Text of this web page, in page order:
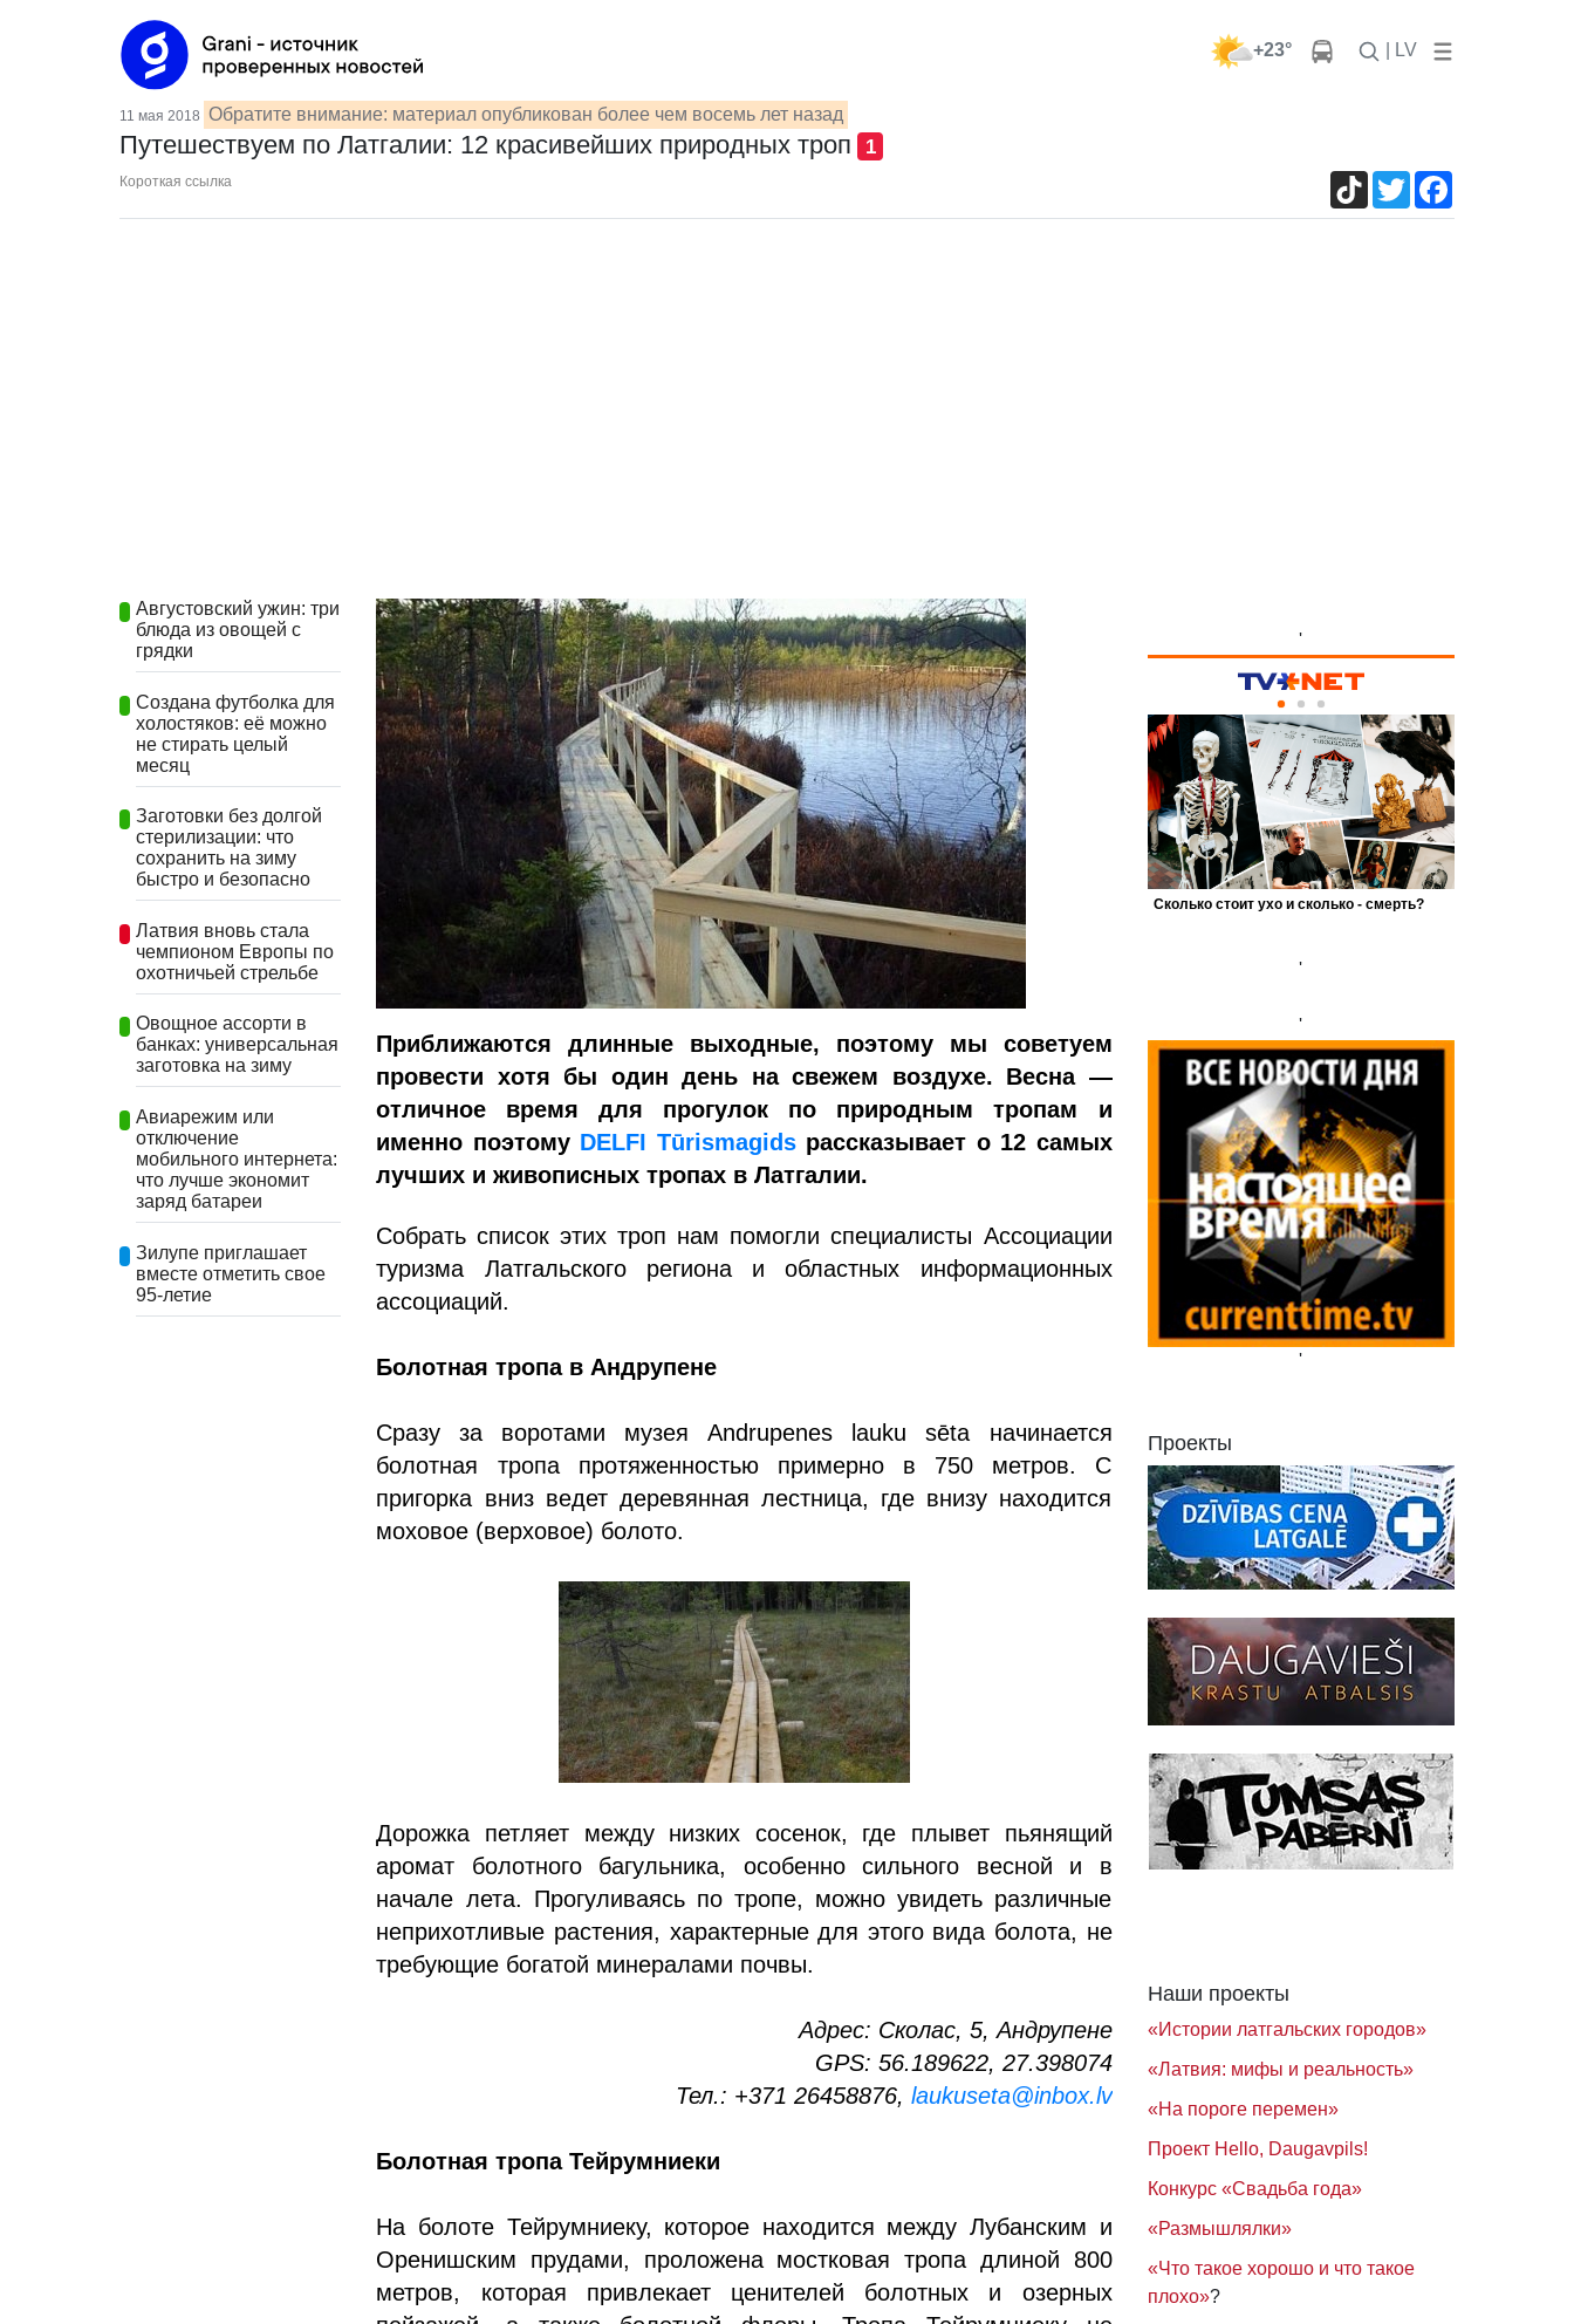
+23° | LV
11 мая 2018 Обратите внимание: материал опубликован более чем восемь лет назад
Путешествуем по Латгалии: 12 красивейших природных троп 1
Короткая ссылка TikTokTwitter
Августовский ужин: три
блюда из овощей с
грядки
Создана футболка для
холостяков: её можно
не стирать целый
месяц
Заготовки без долгой
стерилизации: что
сохранить на зиму
быстро и безопасно
Латвия вновь стала
чемпионом Европы по
охотничьей стрельбе
Овощное ассорти в
банках: универсальная
заготовка на зиму
Авиарежим или
отключение
мобильного интернета:
что лучше экономит
заряд батареи
Зилупе приглашает
вместе отметить свое
95-летие
Приближаются длинные выходные, поэтому мы советуем
провести хотя бы один день на свежем воздухе. Весна —
отличное время для прогулок по природным тропам и
именно поэтому DELFI Tūrismagidsрассказывает о 12 самых
лучших и живописных тропах в Латгалии.
Собрать список этих троп нам помогли специалисты Ассоциации
туризма Латгальского региона и областных информационных
ассоциаций.
Болотная тропа в Андрупене
Сразу за воротами музея Andrupenes lauku sēta начинается
болотная тропа протяженностью примерно в 750 метров. С
пригорка вниз ведет деревянная лестница, где внизу находится
моховое (верховое) болото.
Дорожка петляет между низких сосенок, где плывет пьянящий
аромат болотного багульника, особенно сильного весной и в
начале лета. Прогуливаясь по тропе, можно увидеть различные
неприхотливые растения, характерные для этого вида болота, не
требующие богатой минералами почвы.
Адрес: Сколас, 5, Андрупене
GPS: 56.189622, 27.398074
Тел.: +371 26458876, laukuseta@inbox.lv
Болотная тропа Тейрумниеки
На болоте Тейрумниеку, которое находится между Лубанским и
Оренишским прудами, проложена мостковая тропа длиной 800
метров, которая привлекает ценителей болотных и озерных
'
'
'
'
Проекты
Наши проекты
«Истории латгальских городов»
«Латвия: мифы и реальность»
«На пороге перемен»
Проект Hello, Daugavpils!
Конкурс «Свадьба года»
«Размышлялки»
«Что такое хорошо и что такое
плохо»?